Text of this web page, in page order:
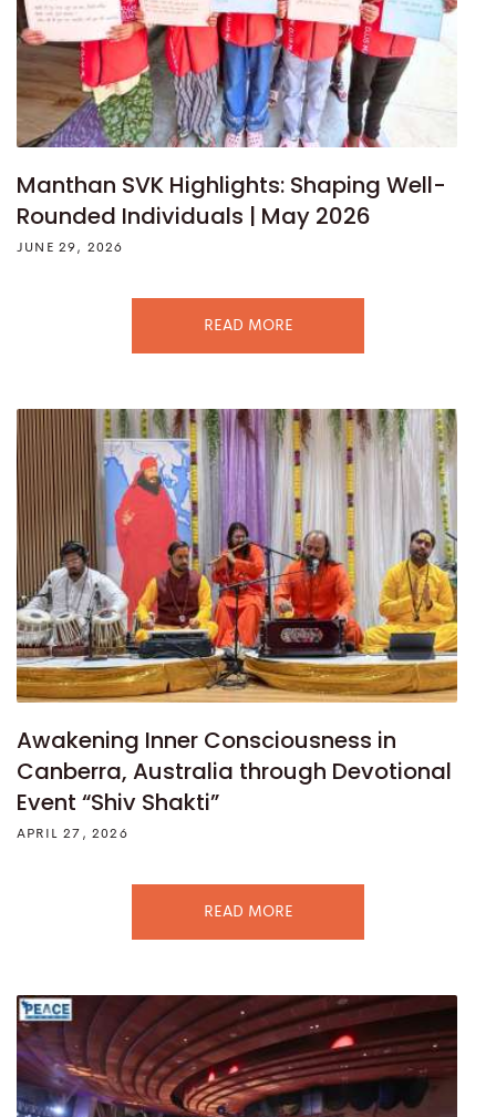
Manthan SVK Highlights: Shaping Well-
Rounded Individuals | May 2026
JUNE 29, 2026
READ MORE
Awakening Inner Consciousness in
Canberra, Australia through Devotional
Event “Shiv Shakti”
APRIL 27, 2026
READ MORE